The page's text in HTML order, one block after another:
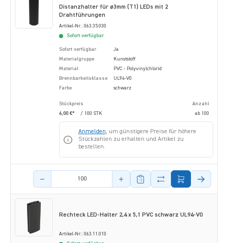
Distanzhalter für ø3mm (T1) LEDs mit 2
Drahtführungen
Artikel-Nr.: 063.35.030
Sofort verfügbar
Sofort verfügbar
Ja
Materialgruppe
Kunststoff
Material
PVC - Polyvinylchlorid
Brennbarkeitsklasse
UL94-V0
Farbe
schwarz
Stückpreis
Anzahl
6,00 €*
/ 100 STK ab 100
Anmelden, um günstigere Preise für höhere
Stückzahlen zu erhalten und Artikel zu
bestellen.
Menge des Artikels
Rechteck LED-Halter 2,4 x 5,1 PVC schwarz UL94-V0
Artikel-Nr.: 063.11.010